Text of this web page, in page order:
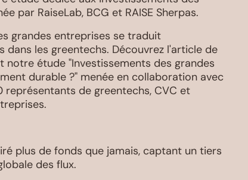
par RaiseLab, BCG et RAISE Sherpas.
grandes entreprises se traduit
les greentechs. Découvrez l'article de
notre étude "Investissements des grandes
durable ?" menée en collaboration avec
représentants de greentechs, CVC et
plus de fonds que jamais, captant un tiers
des flux.